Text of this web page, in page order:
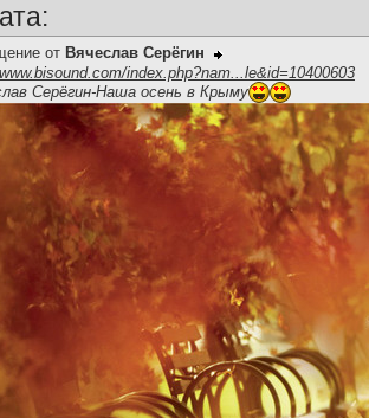
от Вячеслав Серёгин
index.php?nam...le&id=10400603
Серёгин-Наша осень в Крыму